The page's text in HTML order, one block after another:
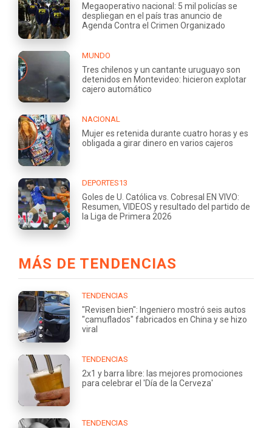
Megaoperativo nacional: 5 mil policías se
despliegan en el país tras anuncio de
Agenda Contra el Crimen Organizado
MUNDO
Tres chilenos y un cantante uruguayo son
detenidos en Montevideo: hicieron explotar
cajero automático
NACIONAL
Mujer es retenida durante cuatro horas y es
obligada a girar dinero en varios cajeros
DEPORTES13
Goles de U. Católica vs. Cobresal EN VIVO:
Resumen, VIDEOS y resultado del partido de
la Liga de Primera 2026
MÁS DE TENDENCIAS
TENDENCIAS
"Revisen bien": Ingeniero mostró seis autos
"camuflados" fabricados en China y se hizo
viral
TENDENCIAS
2x1 y barra libre: las mejores promociones
para celebrar el 'Día de la Cerveza'
TENDENCIAS